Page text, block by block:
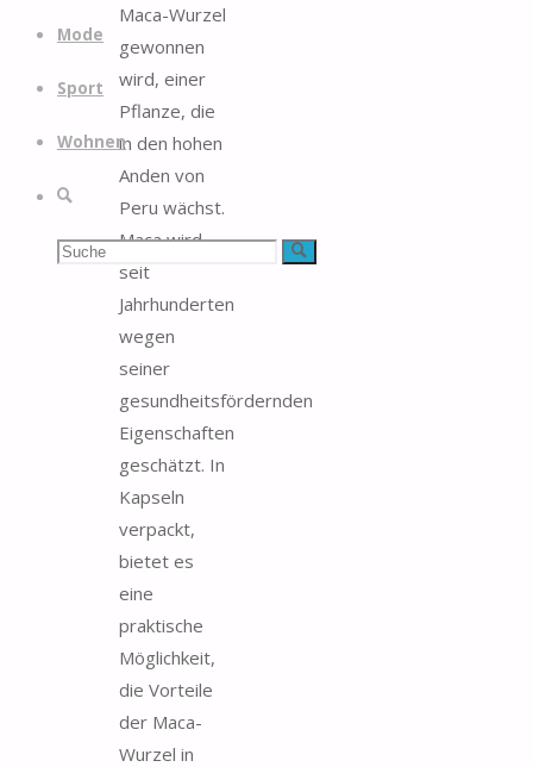
Mode
Sport
Wohnen
Suchen Suche
Maca-Wurzel
gewonnen
wird, einer
Pflanze, die
in den hohen
Anden von
Peru wächst.
Maca wird
seit
Jahrhunderten
wegen
seiner
gesundheitsfördernden
Eigenschaften
geschätzt. In
Kapseln
verpackt,
bietet es
eine
praktische
Möglichkeit,
die Vorteile
der Maca-
Wurzel in